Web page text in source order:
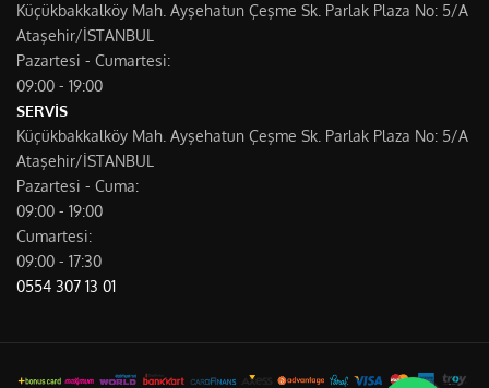
Küçükbakkalköy Mah. Ayşehatun Çeşme Sk. Parlak Plaza No: 5/A
Ataşehir/İSTANBUL
Pazartesi - Cumartesi:
09:00 - 19:00
SERVİS
Küçükbakkalköy Mah. Ayşehatun Çeşme Sk. Parlak Plaza No: 5/A
Ataşehir/İSTANBUL
Pazartesi - Cuma:
09:00 - 19:00
Cumartesi:
09:00 - 17:30
0554 307 13 01